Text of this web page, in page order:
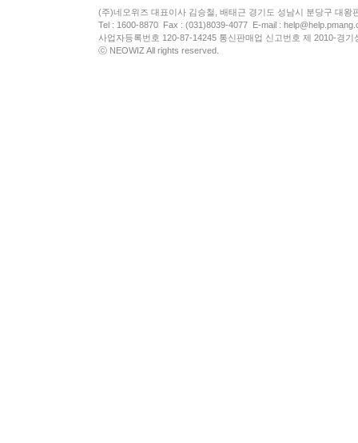
(주)네오위즈 대표이사 김승철, 배태근 경기도 성남시 분당구 대왕
Tel : 1600-8870 Fax : (031)8039-4077 E-mail :
사업자등록번호 120-87-14245 통신판매업 신고번호 제 2010-경
ⓒ NEOWIZ All rights reserved.